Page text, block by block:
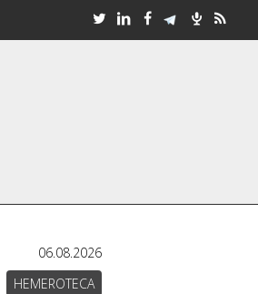
06.08.2026
HEMEROTECA